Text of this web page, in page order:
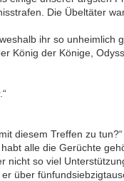
Die Übeltäter
ihr so
König der Könige,
diesem Treffen zu tun?“
alle die Gerüchte
nicht so viel
über